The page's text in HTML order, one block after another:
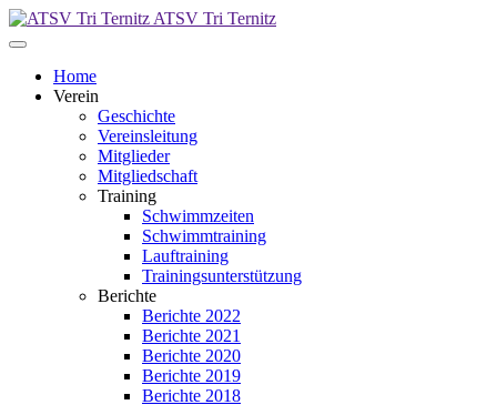
ATSV Tri Ternitz
Home
Verein
Geschichte
Vereinsleitung
Mitglieder
Mitgliedschaft
Training
Schwimmzeiten
Schwimmtraining
Lauftraining
Trainingsunterstützung
Berichte
Berichte 2022
Berichte 2021
Berichte 2020
Berichte 2019
Berichte 2018